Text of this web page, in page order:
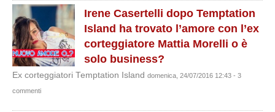
Irene Casertelli dopo Temptation
Island ha trovato l’amore con l’ex
corteggiatore Mattia Morelli o è
solo business?
Ex corteggiatori Temptation Island domenica, 24/07/2016 12:43 - 3
commenti